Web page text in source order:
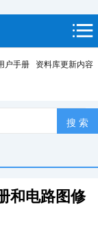
户手册 资料库更新内容
和电路图修